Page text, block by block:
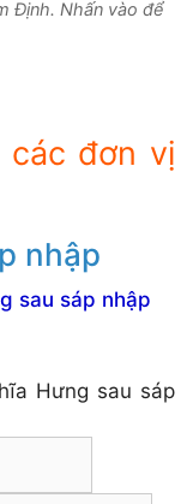
Định. Nhấn vào để
các đơn vị
nhập
Hưng sau sáp